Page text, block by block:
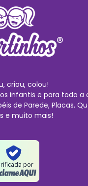
criou, colou!
infantis e para toda a
de Parede, Placas,
e muito mais!
por